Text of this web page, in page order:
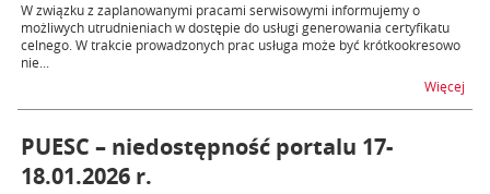
W związku z zaplanowanymi pracami serwisowymi informujemy o
możliwych utrudnieniach w dostępie do usługi generowania certyfikatu
celnego. W trakcie prowadzonych prac usługa może być krótkookresowo
nie...
Więcej
PUESC – niedostępność portalu 17-
18.01.2026 r.